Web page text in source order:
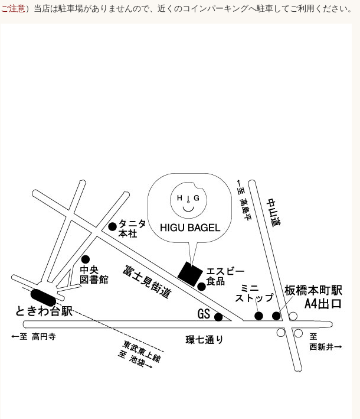
ご注意）当店は駐車場がありませんので、近くのコインパーキングへ駐車してご利用ください。